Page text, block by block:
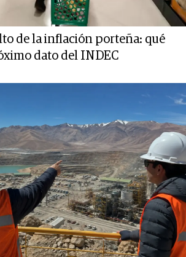
de la inflación porteña: qué
dato del INDEC